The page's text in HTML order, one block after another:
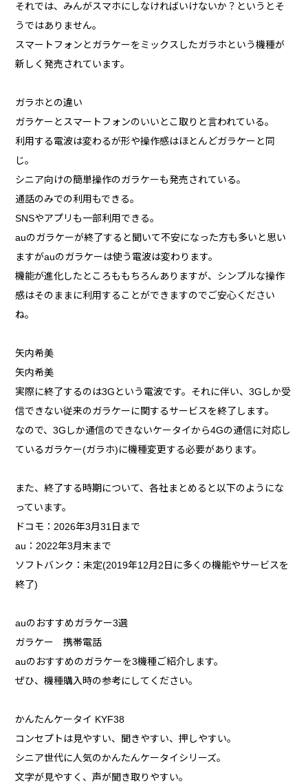
それでは、みんがスマホにしなければいけないか？というとそ
うではありません。
スマートフォンとガラケーをミックスしたガラホという機種が
新しく発売されています。
ガラホとの違い
ガラケーとスマートフォンのいいとこ取りと言われている。
利用する電波は変わるが形や操作感はほとんどガラケーと同
じ。
シニア向けの簡単操作のガラケーも発売されている。
通話のみでの利用もできる。
SNSやアプリも一部利用できる。
auのガラケーが終了すると聞いて不安になった方も多いと思い
ますがauのガラケーは使う電波は変わります。
機能が進化したところももちろんありますが、シンプルな操作
感はそのままに利用することができますのでご安心ください
ね。
矢内希美
矢内希美
実際に終了するのは3Gという電波です。それに伴い、3Gしか受
信できない従来のガラケーに関するサービスを終了します。
なので、3Gしか通信のできないケータイから4Gの通信に対応し
ているガラケー(ガラホ)に機種変更する必要があります。
また、終了する時期について、各社まとめると以下のようにな
っています。
ドコモ：2026年3月31日まで
au：2022年3月末まで
ソフトバンク：未定(2019年12月2日に多くの機能やサービスを
終了)
auのおすすめガラケー3選
ガラケー 携帯電話
auのおすすめのガラケーを3機種ご紹介します。
ぜひ、機種購入時の参考にしてください。
かんたんケータイ KYF38
コンセプトは見やすい、聞きやすい、押しやすい。
シニア世代に人気のかんたんケータイシリーズ。
文字が見やすく、声が聞き取りやすい。